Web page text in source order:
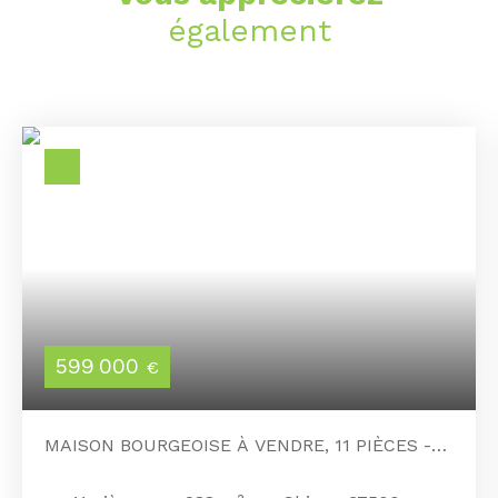
également
599 000 €
MAISON BOURGEOISE À VENDRE, 11 PIÈCES -